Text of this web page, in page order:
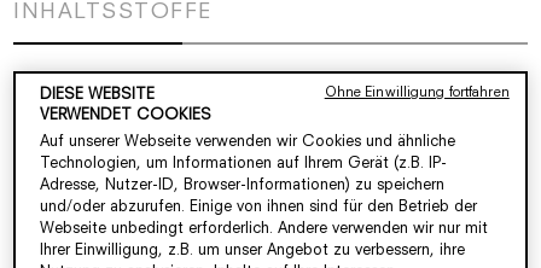
INHALTSSTOFFE
Sinnlich. Glamourös. Provokant. Lassen Sie sich
von der Sinnlichkeit von Flowerbomb Ruby Orchid
Eau de Parfum verzaubern, einem anziehenden
Blumenduft mit Noten von Orchidee, roter Vanille
und rotem Weinbergpfirsich.
Erobern Sie die Bühne mit diesem verlockenden
DIESE WEBSITE
VERWENDET COOKIES
Auf unserer Webseite verwenden wir Cookies und ähnliche
Technologien, um Informationen auf Ihrem Gerät (z.B. IP-
Adresse, Nutzer-ID, Browser-Informationen) zu speichern
und/oder abzurufen. Einige von ihnen sind für den Betrieb der
Webseite unbedingt erforderlich. Andere verwenden wir nur mit
Ihrer Einwilligung, z.B. um unser Angebot zu verbessern, ihre
Ohne Einwilligung fortfahren